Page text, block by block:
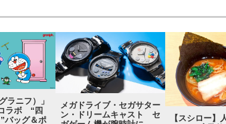
ラニフ）」
ラボ “四
バッグ＆ポ
メガドライブ・セガサター
ン・ドリームキャスト セ
【スシロー】